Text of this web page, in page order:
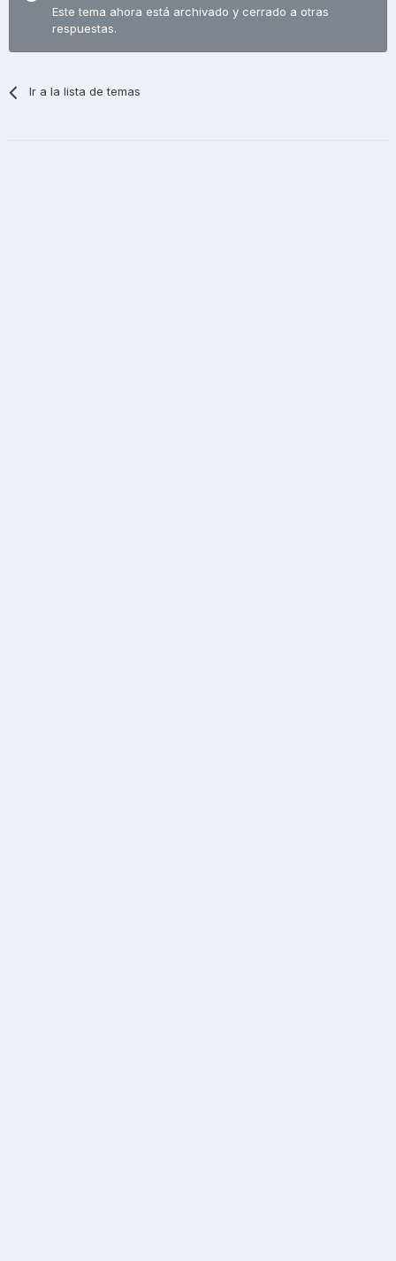
Este tema ahora está archivado y cerrado a otras
respuestas.
Ir a la lista de temas